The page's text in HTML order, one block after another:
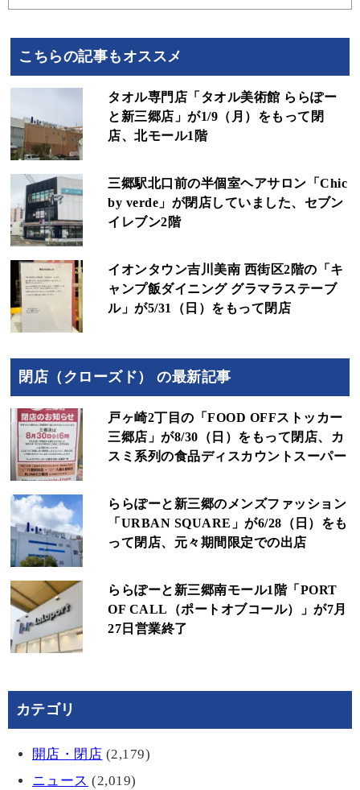
こちらの記事もオススメ
タオル専門店「タオル美術館 ららぽー
と新三郷店」が1/9（月）をもって閉
店、北モール1階
三郷駅北口前の半個室ヘアサロン「Chic
by verde」が閉店していました、セブン
イレブン2階
イオンタウン吉川美南 西街区2階の「キ
ャンプ飯ダイニング グラマラステーブ
ル」が5/31（日）をもって閉店
閉店（クローズド） の最新記事
戸ヶ崎2丁目の「FOOD OFFストッカー
三郷店」が8/30（日）をもって閉店、カ
スミ系列の食品ディスカウントスーパー
ららぽーと新三郷のメンズファッション
「URBAN SQUARE」が6/28（日）をも
って閉店、元々期間限定での出店
ららぽーと新三郷南モール1階「PORT
OF CALL（ポートオブコール）」が7月
27日営業終了
カテゴリ
開店・閉店 (2,179)
ニュース (2,019)